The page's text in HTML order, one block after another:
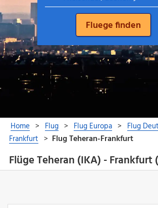
Flüge Teheran (IKA) - Frankfurt